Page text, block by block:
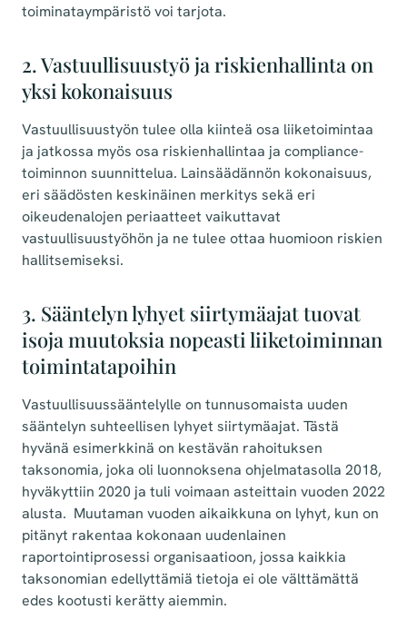
toiminataympäristö voi tarjota.
2. Vastuullisuustyö ja riskienhallinta on
yksi kokonaisuus
Vastuullisuustyön tulee olla kiinteä osa liiketoimintaa
ja jatkossa myös osa riskienhallintaa ja compliance-
toiminnon suunnittelua. Lainsäädännön kokonaisuus,
eri säädösten keskinäinen merkitys sekä eri
oikeudenalojen periaatteet vaikuttavat
vastuullisuustyöhön ja ne tulee ottaa huomioon riskien
hallitsemiseksi.
3. Sääntelyn lyhyet siirtymäajat tuovat
isoja muutoksia nopeasti liiketoiminnan
toimintatapoihin
Vastuullisuussääntelylle on tunnusomaista uuden
sääntelyn suhteellisen lyhyet siirtymäajat. Tästä
hyvänä esimerkkinä on kestävän rahoituksen
taksonomia, joka oli luonnoksena ohjelmatasolla 2018,
hyväkyttiin 2020 ja tuli voimaan asteittain vuoden 2022
alusta. Muutaman vuoden aikaikkuna on lyhyt, kun on
pitänyt rakentaa kokonaan uudenlainen
raportointiprosessi organisaatioon, jossa kaikkia
taksonomian edellyttämiä tietoja ei ole välttämättä
edes kootusti kerätty aiemmin.